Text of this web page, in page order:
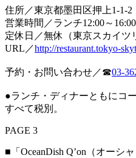
住所／東京都墨田区押上1-
営業時間／ランチ12:00～
定休日／無休（東京スカイツ
URL／http://restaurant.tokyo-
予約・お問い合わせ／☎︎03-
●ランチ・ディナーともにコ
すべて税別。
PAGE 3
■「OceanDish Q’on（オーシ